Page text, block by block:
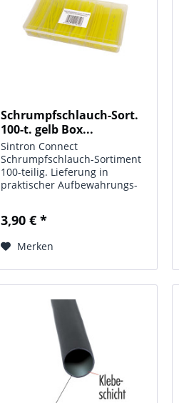
Schrumpfschlauch-Sort.
100-t. gelb Box...
Sintron Connect
Schrumpfschlauch-Sortiment
100-teilig. Lieferung in
praktischer Aufbewahrungs-
Maße: (L x T x H) 205 x 110 x 30
mm; Farbe: gelb;...
3,90 € *
Merken